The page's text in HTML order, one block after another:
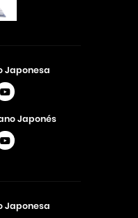
Japonesa
Japonesa
Japonés